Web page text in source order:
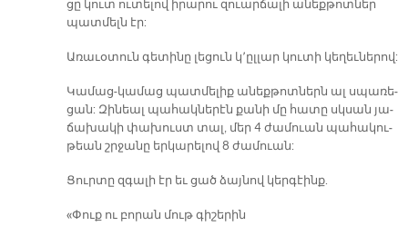
ցը կուտ ու­տե­լով ի­րա­րու զուար­ճա­լի ա­նեք­թոտ­ներ
պատ­մելն էր:
Ա­ռա­ւօ­տուն գե­տի­նը լե­ցուն կ՚ըլ­լար կու­տի կե­ղեւ­նե­րով:
Կա­մաց-կա­մաց պատ­մե­լիք ա­նեք­թոտ­ներն ալ սպա­ռե­
ցան: Զի­նեալ պա­հակ­նե­րէն քա­նի մը հա­տը սկսան յա­
ճա­խա­կի փա­խուստ տալ, մեր 4 ժա­մուան պա­հա­կու­
թեան շրջա­նը եր­կա­րե­լով 8 ժա­մուան:
Ցուր­տը զգա­լի էր եւ ցած ձայ­նով կեր­գէինք.
«Փուք ու բո­րան մութ գի­շե­րին